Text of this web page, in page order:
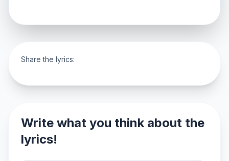
Share the lyrics:
Write what you think about the
lyrics!